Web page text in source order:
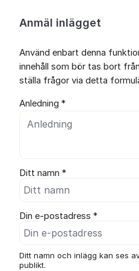
Anmäl inlägget
Använd enbart denna
innehåll som bör tas bort
ställa frågor via detta
Anledning *
Ditt namn *
Din e-postadress *
Ditt namn och inlägg kan ses
publikt.